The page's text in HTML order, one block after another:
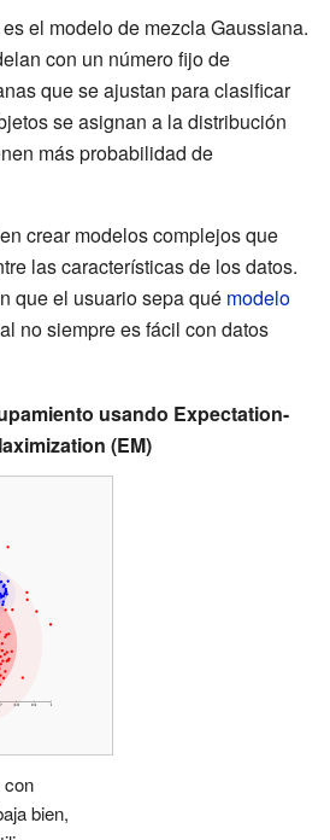
el modelo de mezcla Gaussiana.
con un número fijo de
que se ajustan para clasificar
se asignan a la distribución
más probabilidad de
crear modelos complejos que
las características de los datos.
que el usuario sepa qué modelo
no siempre es fácil con datos
usando Expectation-
(EM)
con
bien,